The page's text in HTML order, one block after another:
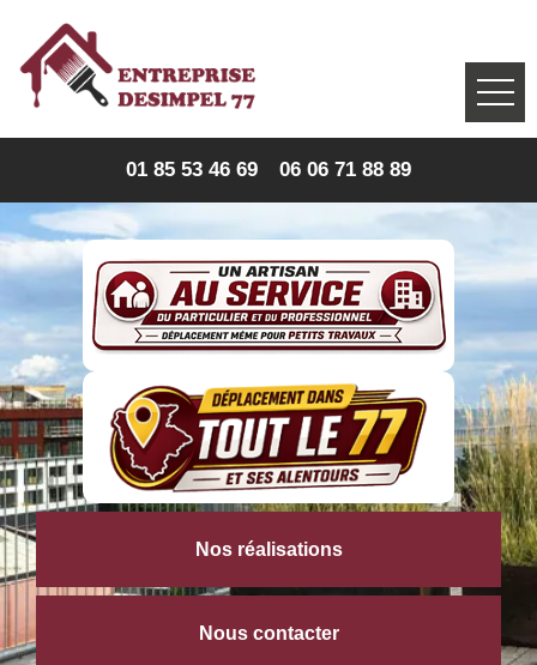
01 85 53 46 69 06 06 71 88 89
Nos réalisations
Nous contacter